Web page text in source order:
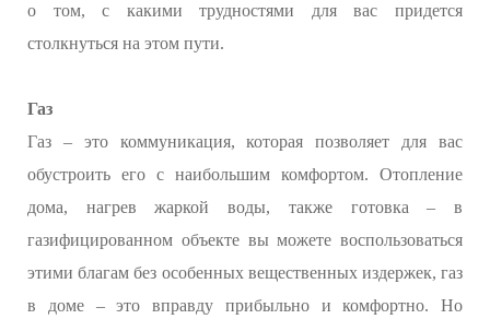
о том, с какими трудностями для вас придется
столкнуться на этом пути.
Газ
Газ – это коммуникация, которая позволяет для вас
обустроить его с наибольшим комфортом. Отопление
дома, нагрев жаркой воды, также готовка – в
газифицированном объекте вы можете воспользоваться
этими благам без особенных вещественных издержек, газ
в доме – это вправду прибыльно и комфортно. Но